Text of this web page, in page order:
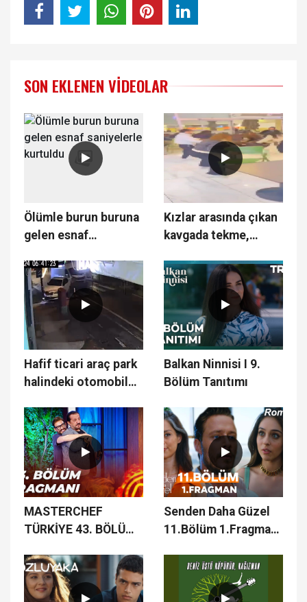
SON EKLENEN VIDEOLAR
Ölümle burun buruna
gelen esnaf
Kızlar arasında çıkan
kavgada tekme,
sandalyeler havada
uçuştu
Hafif ticari araç park
halindeki otomobile
alanına döndü
Balkan Ninnisi I 9.
Bölüm Tanıtımı
MASTERCHEF
TÜRKİYE 43. BÖLÜM
BEŞİNCİ İSİM KİM
OLACAK?
Senden Daha Güzel
11.Bölüm 1.Fragman
Tine 11. Rpisodul
1.Trailer